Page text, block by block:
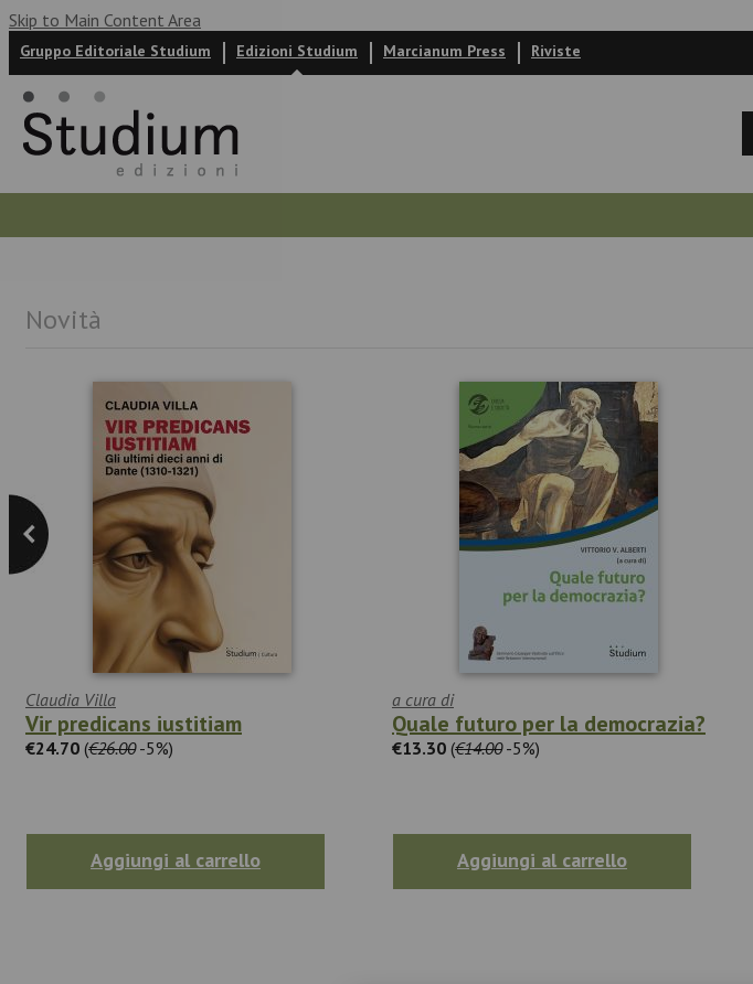
Skip to Main Content Area
Gruppo Editoriale Studium Edizioni Studium Marcianum Press Riviste
Novità
Claudia Villa
Vir predicans iustitiam
€24.70 (€26.00-5%)
Aggiungi al carrello
a cura di
Quale futuro per la democrazia?
€13.30 (€14.00-5%)
Aggiungi al carrello